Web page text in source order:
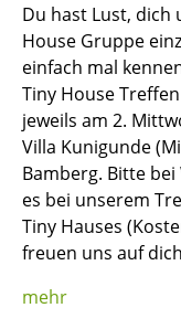
Du hast Lust, dich
House Gruppe
einfach mal
Tiny House
jeweils am 2.
Villa Kunigunde
Bamberg. Bitte bei
es bei unserem
Tiny Hauses
freuen uns auf
mehr